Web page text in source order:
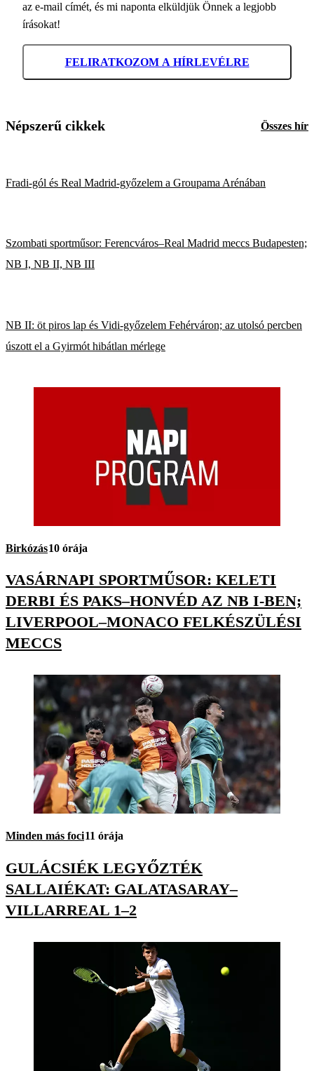
az e-mail címét, és mi naponta elküldjük Önnek a legjobb
írásokat!
FELIRATKOZOM A HÍRLEVÉLRE
Népszerű cikkek Összes hír
Fradi-gól és Real Madrid-győzelem a Groupama Arénában
Szombati sportműsor: Ferencváros–Real Madrid meccs Budapesten;
NB I, NB II, NB III
NB II: öt piros lap és Vidi-győzelem Fehérváron; az utolsó percben
úszott el a Gyirmót hibátlan mérlege
Birkózás10 órája
VASÁRNAPI SPORTMŰSOR: KELETI
DERBI ÉS PAKS–HONVÉD AZ NB I-BEN;
LIVERPOOL–MONACO FELKÉSZÜLÉSI
MECCS
Minden más foci11 órája
GULÁCSIÉK LEGYŐZTÉK
SALLAIÉKAT: GALATASARAY–
VILLARREAL 1–2